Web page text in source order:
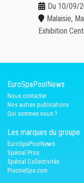
Du 10/09/
Malaisie,
Exhibition
EuroSpaPoolNews
Nous contacter
Nos autres publications
Qui sommes nous ?
Les marques du groupe
EuroSpaPoolNews
Spécial Pros
Spécial Collectivités
PiscineSpa.com